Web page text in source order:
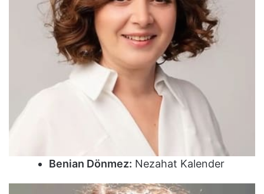
Benian Dönmez: Nezahat Kalender